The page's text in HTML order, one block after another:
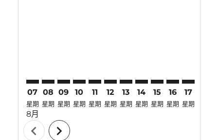
07
星期
8月
08
星期
09
星期
10
星期
11
星期
12
星期
13
星期
14
星期
15
星期
16
星期
17
星期
chevron_left chevron_right